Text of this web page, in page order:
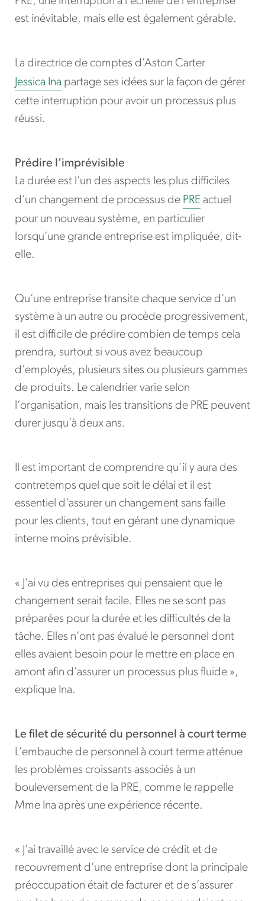
est inévitable, mais elle est également gérable.
La directrice de comptes d’Aston Carter
Jessica Ina partage ses idées sur la façon de gérer
cette interruption pour avoir un processus plus
réussi.
Prédire l’imprévisible
La durée est l’un des aspects les plus difficiles
d’un changement de processus de PRE actuel
pour un nouveau système, en particulier
lorsqu’une grande entreprise est impliquée, dit-
elle.
Qu’une entreprise transite chaque service d’un
système à un autre ou procède progressivement,
il est difficile de prédire combien de temps cela
prendra, surtout si vous avez beaucoup
d’employés, plusieurs sites ou plusieurs gammes
de produits. Le calendrier varie selon
l’organisation, mais les transitions de PRE peuvent
durer jusqu’à deux ans.
Il est important de comprendre qu’il y aura des
contretemps quel que soit le délai et il est
essentiel d’assurer un changement sans faille
pour les clients, tout en gérant une dynamique
interne moins prévisible.
« J’ai vu des entreprises qui pensaient que le
changement serait facile. Elles ne se sont pas
préparées pour la durée et les difficultés de la
tâche. Elles n’ont pas évalué le personnel dont
elles avaient besoin pour le mettre en place en
amont afin d’assurer un processus plus fluide »,
explique Ina.
Le filet de sécurité du personnel à court terme
L’embauche de personnel à court terme atténue
les problèmes croissants associés à un
bouleversement de la PRE, comme le rappelle
Mme Ina après une expérience récente.
« J’ai travaillé avec le service de crédit et de
recouvrement d’une entreprise dont la principale
préoccupation était de facturer et de s’assurer